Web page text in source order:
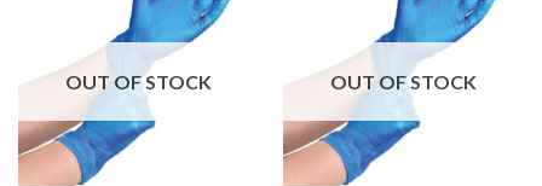
OUT OF STOCK OUT OF STOCK